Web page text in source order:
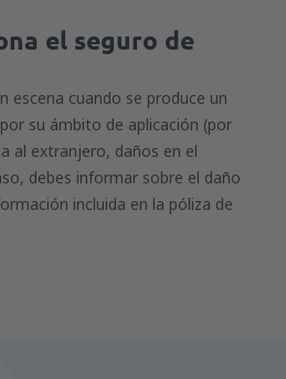
el seguro de
escena cuando se produce un
su ámbito de aplicación (por
al extranjero, daños en el
debes informar sobre el daño
incluida en la póliza de